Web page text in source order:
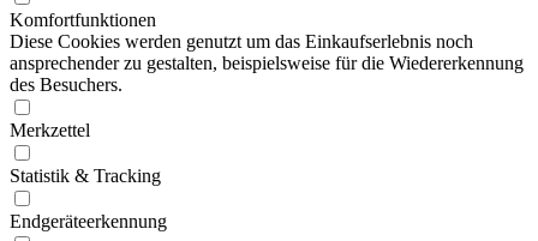
Komfortfunktionen
Diese Cookies werden genutzt um das Einkaufserlebnis noch
ansprechender zu gestalten, beispielsweise für die Wiedererkennung
des Besuchers.
Merkzettel
Statistik & Tracking
Endgeräteerkennung